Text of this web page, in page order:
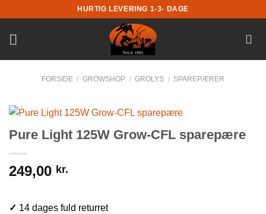
til
indhold
HURTIG LEVERING 1-3- DAGE
FORSIDE / GROWSHOP / GROLYS / SPAREPÆRER
Pure Light 125W Grow-CFL sparepære
249,00 kr.
✓ 14 dages fuld returret